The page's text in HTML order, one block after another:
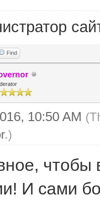
Find
10:50 AM
.)
чтобы
И сами